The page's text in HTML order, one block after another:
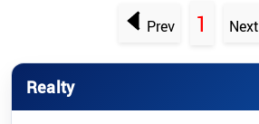
Prev 1 Next
Realty